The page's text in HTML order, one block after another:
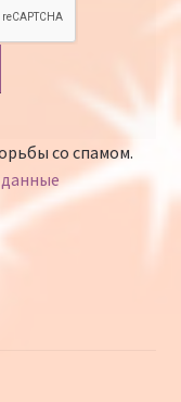
со спамом.